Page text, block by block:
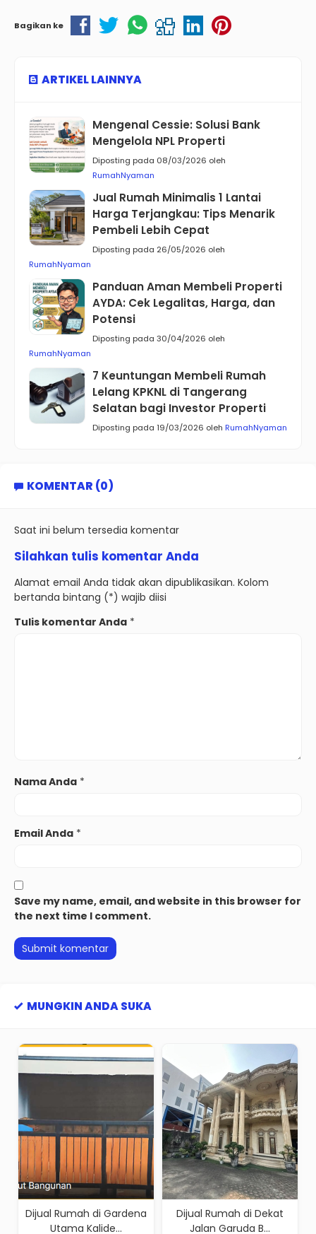
Bagikan ke
ARTIKEL LAINNYA
Mengenal Cessie: Solusi Bank
Mengelola NPL Properti
Diposting pada 08/03/2026 oleh
RumahNyaman
Jual Rumah Minimalis 1 Lantai
Harga Terjangkau: Tips Menarik
Pembeli Lebih Cepat
Diposting pada 26/05/2026 oleh
RumahNyaman
Panduan Aman Membeli Properti
AYDA: Cek Legalitas, Harga, dan
Potensi
Diposting pada 30/04/2026 oleh
RumahNyaman
7 Keuntungan Membeli Rumah
Lelang KPKNL di Tangerang
Selatan bagi Investor Properti
Diposting pada 19/03/2026 oleh RumahNyaman
KOMENTAR (0)
Saat ini belum tersedia komentar
Silahkan tulis komentar Anda
Alamat email Anda tidak akan dipublikasikan. Kolom
bertanda bintang (*) wajib diisi
Tulis komentar Anda *
Nama Anda *
Email Anda *
Save my name, email, and website in this browser for
the next time I comment.
MUNGKIN ANDA SUKA
Dijual Rumah di Gardena
Utama Kalide...
Dijual Rumah di Dekat
Jalan Garuda B...